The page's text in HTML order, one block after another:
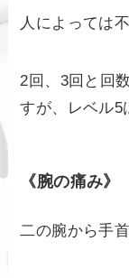
人によっては
2回、3回と回
すが、レベル5
《腕の痛み》
二の腕から手